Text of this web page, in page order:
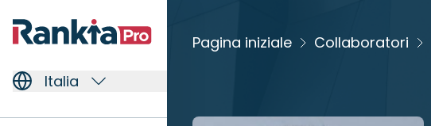
Italia
Pagina iniziale Collaboratori